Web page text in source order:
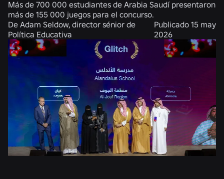
Más de 700 000 estudiantes de Arabia Saudí presentaron
más de 155 000 juegos para el concurso.
De Adam Seldow, director sénior de
Política Educativa
Publicado 15 may
2026